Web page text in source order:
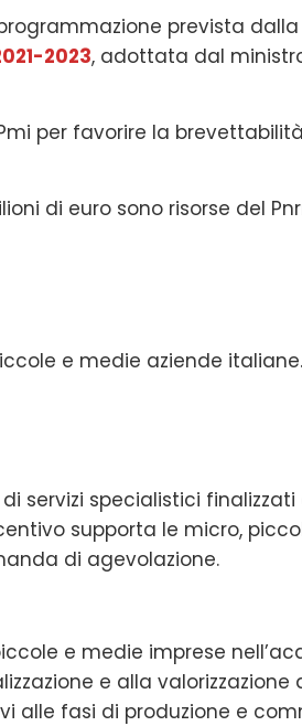
prevista
2023, adottata dal
per favorire la
di euro sono risorse del
e medie aziende italiane.
servizi specialistici
supporta le micro,
di agevolazione.
e medie imprese
e alla valorizzazione
alle fasi di produzione e